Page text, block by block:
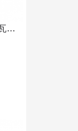
水彩俄罗斯建筑莫斯科圣瓦西里大建筑物 男女白色短袖t恤创意纪念衫个性t恤衫礼物